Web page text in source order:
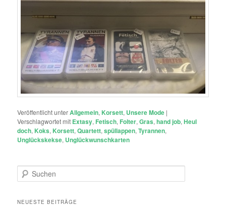
Veröffentlicht unterAllgemein, Korsett, Unsere Mode |
Verschlagwortet mit Extasy, Fetisch, Folter,Gras,hand job,Heul
doch, Koks, Korsett,Quartett,spüllappen,Tyrannen,
Unglückskekse, Unglückwunschkarten
u
h
NEUESTE BEITRÄGE